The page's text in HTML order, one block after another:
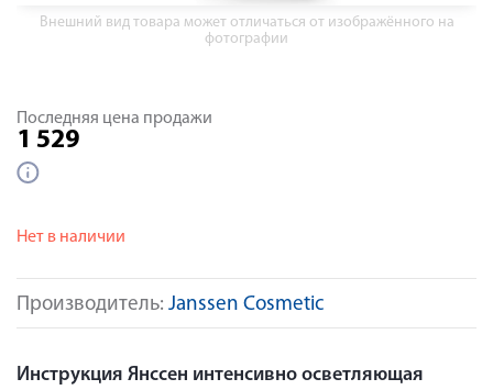
Внешний вид товара может отличаться от изображённого на
фотографии
Производитель: Janssen Cosmetic
Последняя цена продажи
1 529
Нет в наличии
Инструкция Янссен интенсивно осветляющая